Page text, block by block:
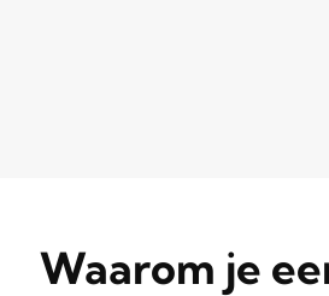
Waarom je